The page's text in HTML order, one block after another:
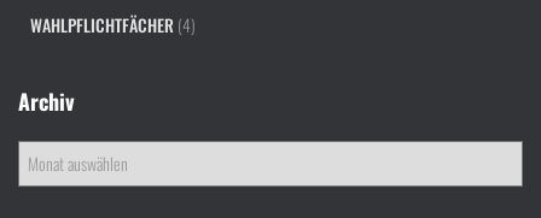
WAHLPFLICHTFÄCHER (4)
Archiv